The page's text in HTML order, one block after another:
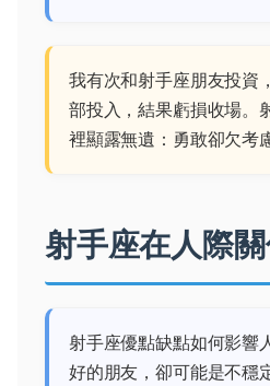
我有次和射手座朋友投資
部投入，結果虧損收場。
裡顯露無遺：勇敢卻欠考
射手座在人際
射手座優點缺點如何影響
好的朋友，卻可能是不穩